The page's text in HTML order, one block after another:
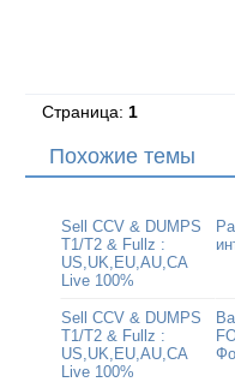
Страница: 1
Похожие темы
Sell CCV & DUMPS
T1/T2 & Fullz :
US,UK,EU,AU,CA
Live 100%
Sell CCV & DUMPS
T1/T2 & Fullz :
US,UK,EU,AU,CA
Live 100%